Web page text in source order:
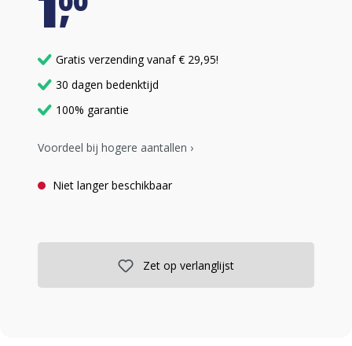
Gratis verzending vanaf € 29,95!
30 dagen bedenktijd
100% garantie
Voordeel bij hogere aantallen ›
Niet langer beschikbaar
Zet op verlanglijst